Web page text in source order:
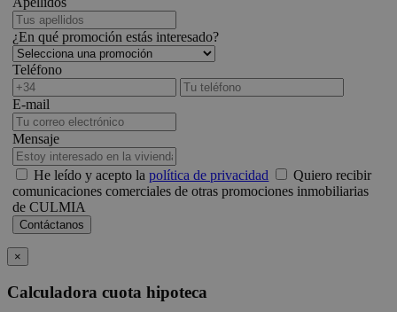
¿En qué promoción estás interesado?
Teléfono
E-mail
Mensaje
He leído y acepto lapolítica de privacidad
Quiero recibir
comunicaciones comerciales de otras promociones inmobiliarias
de CULMIA
×
Calculadora cuota hipoteca